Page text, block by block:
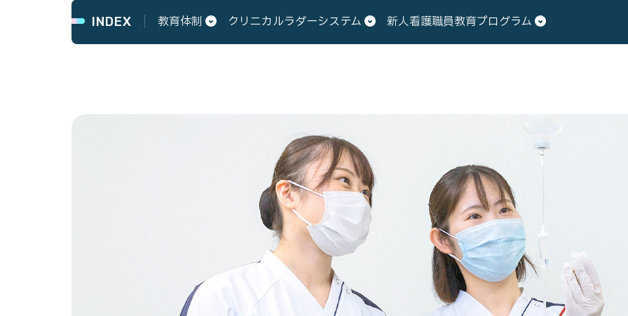
INDEX 教育体制 クリニカルラダーシステム 新人看護職員教育プログラム